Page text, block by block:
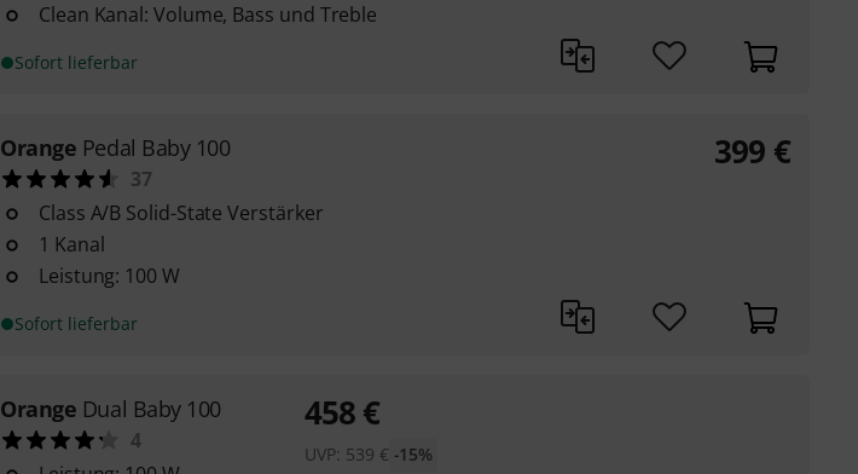
Clean Kanal: Volume, Bass und Treble
Sofort lieferbar
Orange Pedal Baby 100
37
Class A/B Solid-State Verstärker
1 Kanal
Leistung: 100 W
Sofort lieferbar
399 €
Orange Dual Baby 100
4
458€
UVP: 539 € -15%